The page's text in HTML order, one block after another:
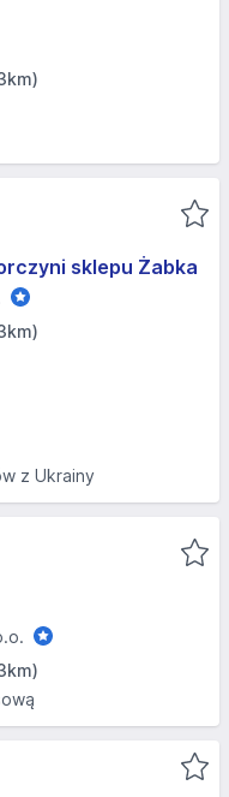
sklepu Żabka
z Ukrainy